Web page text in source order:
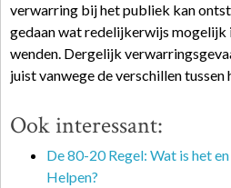
verwarring bij het publiek kan
gedaan wat redelijkerwijs mogelijk
wenden. Dergelijk
juist vanwege de verschillen
Ook interessant:
De 80-20 Regel: Wat is het
Helpen?